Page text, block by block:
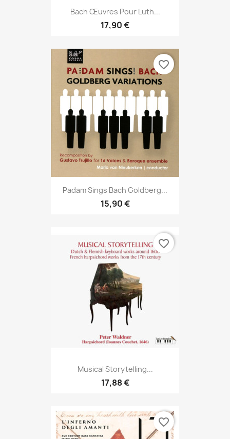
Bach Œuvres Pour Luth...
17,90 €
Padam Sings Bach Goldberg...
15,90 €
favorite_border
Musical Storytelling...
17,88 €
favorite_border
favorite_border